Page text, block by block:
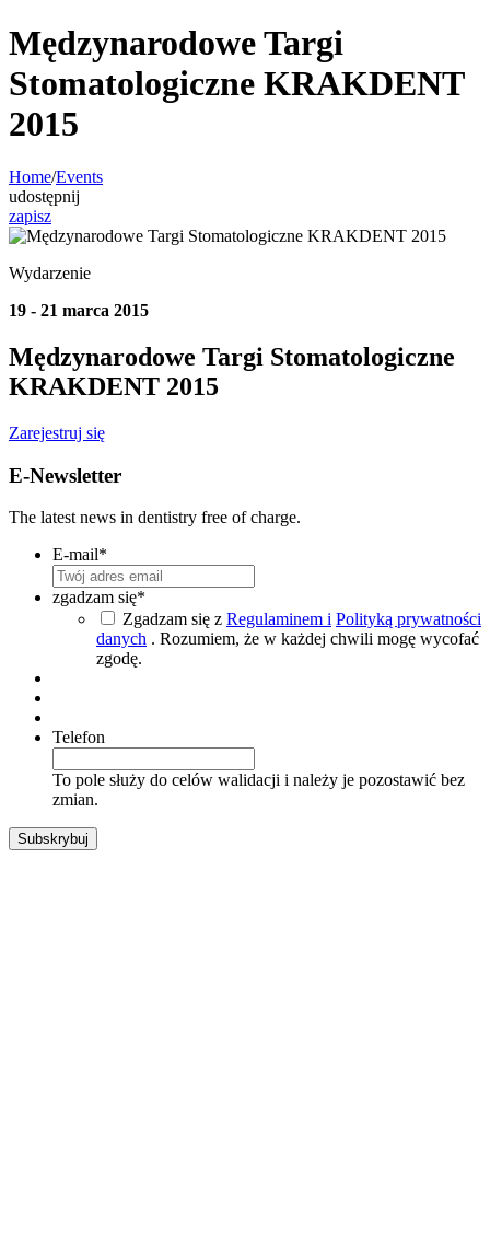
Mędzynarodowe Targi
Stomatologiczne KRAKDENT
2015
Home/Events
udostępnij
zapisz
Wydarzenie
19 - 21 marca 2015
Mędzynarodowe Targi Stomatologiczne
KRAKDENT 2015
Zarejestruj się
E-Newsletter
The latest news in dentistry free of charge.
E-mail*
zgadzam się*
Zgadzam się z Regulaminem i Polityką prywatności
danych . Rozumiem, że w każdej chwili mogę wycofać
zgodę.
Telefon
To pole służy do celów walidacji i należy je pozostawić bez
zmian.